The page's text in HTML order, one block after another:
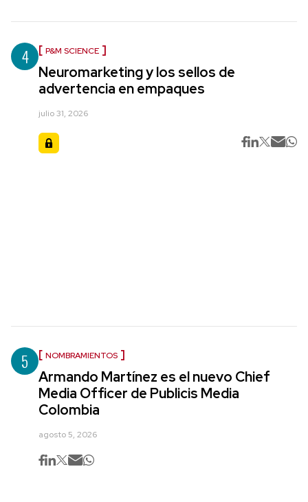
4 P&M SCIENCE
Neuromarketing y los sellos de
advertencia en empaques
julio 31, 2026
5 NOMBRAMIENTOS
Armando Martínez es el nuevo Chief
Media Officer de Publicis Media
Colombia
agosto 5, 2026